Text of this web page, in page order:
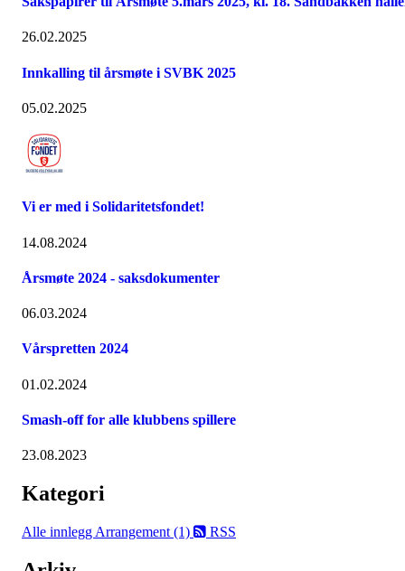
26.02.2025
Innkalling til årsmøte i SVBK 2025
05.02.2025
Vi er med i Solidaritetsfondet!
14.08.2024
Årsmøte 2024 - saksdokumenter
06.03.2024
Vårspretten 2024
01.02.2024
Smash-off for alle klubbens spillere
23.08.2023
Kategori
Alle innlegg Arrangement (1) RSS